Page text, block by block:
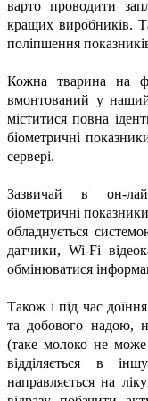
варто проводити
кращих виробників.
поліпшення
Кожна тварина на
вмонтований у
міститися повна
біометричні
сервері.
Зазвичай в он-
біометричні
обладнується
датчики, Wi-Fi
обмінюватися
Також і під час
та добового надою,
(таке молоко не може
відділяється в
направляється на